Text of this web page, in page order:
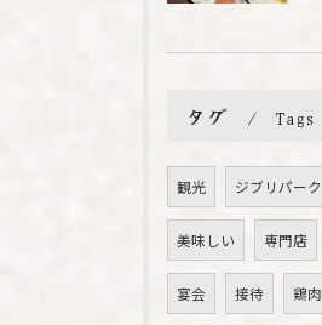
タグ Tags
観光 ジブリパーク
美味しい 専門店
宴会 接待 鶏肉